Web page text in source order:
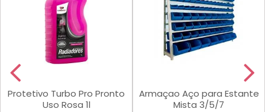
Protetivo Turbo Pro Pronto
Uso Rosa 1l
Armaçao Aço para Estante
Mista 3/5/7